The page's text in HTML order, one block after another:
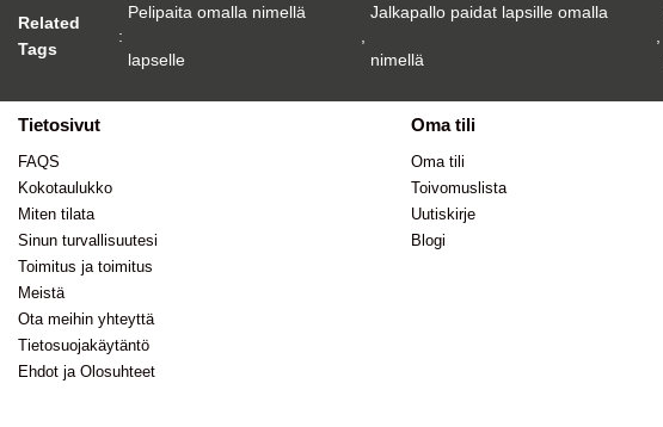
Related
Tags
:
Pelipaita omalla nimellä
lapselle
Jalkapallo paidat lapsille omalla
nimellä
Tietosivut
FAQS
Kokotaulukko
Miten tilata
Sinun turvallisuutesi
Toimitus ja toimitus
Meistä
Ota meihin yhteyttä
Tietosuojakäytäntö
Ehdot ja Olosuhteet
Oma tili
Oma tili
Toivomuslista
Uutiskirje
Blogi